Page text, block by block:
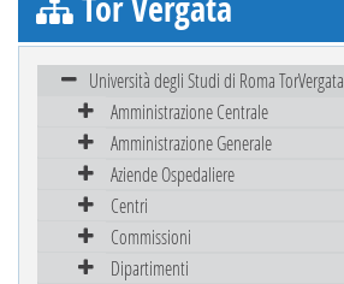
Università degli Studi di Roma TorVergata
Amministrazione Centrale
Amministrazione Generale
Aziende Ospedaliere
Centri
Commissioni
Dipartimenti